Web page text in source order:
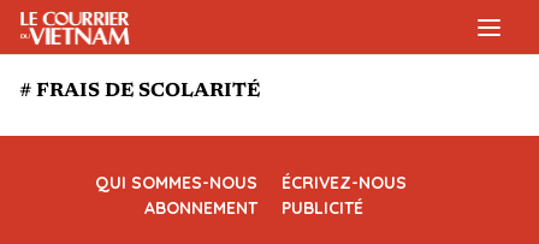
# FRAIS DE SCOLARITÉ
QUI SOMMES-NOUS
ÉCRIVEZ-NOUS
ABONNEMENT
PUBLICITÉ